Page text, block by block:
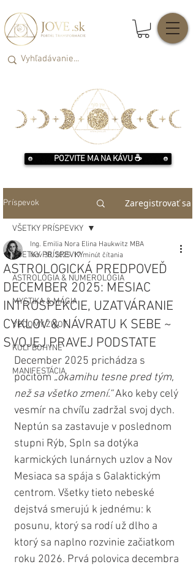
POZVITE MA NA KÁVU ☕️
Príspevok Zaregistrovať sa
VŠETKY PRÍSPEVKY
ASTROLÓGIA & NUMEROLÓGIA
MYSTIKA & MÁGIA
VEDOMÝ ŽIVOT
KULT BOHYNE
MANIFESTÁCIA
VŠETKY PRÍSPEVKY
ASTROLOGICKÁ PREDPOVEĎ
DECEMBER 2025: MESIAC
INTROSPEKCIE, UZATVÁRANIE
CYKLOV & NÁVRATU K SEBE ~
SVOJEJ PRAVEJ PODSTATE
Ing. Emilia Nora Elina Haukwitz MBA
Nov 30, 2025 17 minút čítania
December 2025 prichádza s
pocitom „okamihu tesne pred tým,
než sa všetko zmení.“ Ako keby celý
vesmír na chvíľu zadržal svoj dych.
Neptún sa zastavuje v poslednom
stupni Rýb, Spln sa dotýka
karmických lunárnych uzlov a Nov
Mesiaca sa spája s Galaktickým
centrom. Všetky tieto nebeské
dejstvá smerujú k jednému: k
posunu, ktorý sa rodí už dlho a
ktorý sa naplno rozvinie začiatkom
roku 2026. Prvá polovica decembra